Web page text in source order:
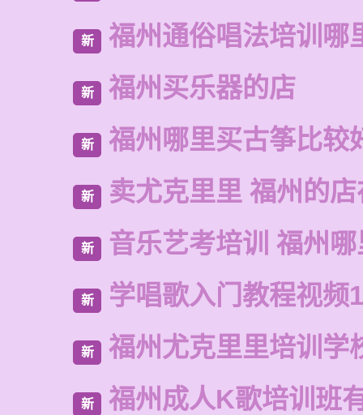
新 福州通俗唱法培训哪
新 福州买乐器的店
新 福州哪里买古筝比较
新 卖尤克里里 福州的
新 音乐艺考培训 福州
新 学唱歌入门教程视频
新 福州尤克里里培训学
新 福州成人K歌培训班